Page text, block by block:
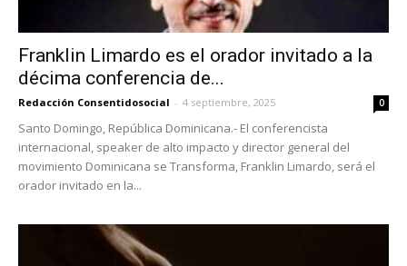
Franklin Limardo es el orador invitado a la
décima conferencia de...
Redacción Consentidosocial - 4 septiembre, 2025 0
Santo Domingo, República Dominicana.- El conferencista
internacional, speaker de alto impacto y director general del
movimiento Dominicana se Transforma, Franklin Limardo, será el
orador invitado en la...